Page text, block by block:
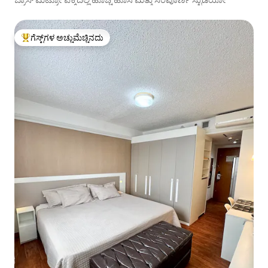
ಗೆಸ್ಟ್‌ಗಳಿಗೆ ಅತಿ ಹೆಚ್ಚು ಅಚ್ಚುಮೆಚ್ಚಿನದು
ಗೆಸ್ಟ್‌ಗಳ ಅಚ್ಚುಮೆಚ್ಚಿನದು